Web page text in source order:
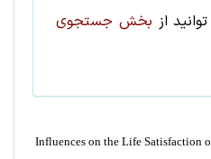
از بخش جستجوی
Influences on the Life Satisfaction